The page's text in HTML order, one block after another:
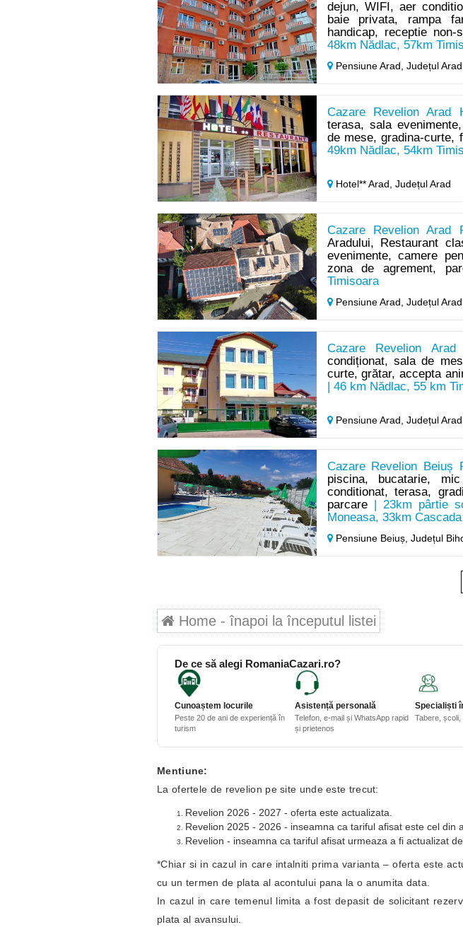
dejun, WIFI, aer
baie privata, rampa
handicap, receptie non-
48km Nădlac, 57km
Pensiune Arad, Județul Arad
Cazare Revelion Arad
terasa, sala
de mese, gradina-curte,
49km Nădlac, 54km
Hotel** Arad, Județul Arad
Cazare Revelion
Aradului, Restaurant
evenimente, camere
zona de agrement,
Timisoara
Pensiune Arad, Județul Arad
Cazare Revelion
condiționat, sala de
curte, grătar, accepta
| 46 km Nădlac, 55 km
Pensiune Arad, Județul Arad
Cazare Revelion Beiuș
piscina, bucatarie,
conditionat, terasa,
parcare| 23km pârtie
Moneasa, 33km
Pensiune Beiuș, Județul
Home - înapoi la începutul listei
De ce să alegi RomaniaCazari.ro?
Cunoaștem locurile
Peste 20 de ani de experiență în
turism
Asistență personală
Telefon, e-mail și WhatsApp rapid
și prietenos
Specialiști
Tabere,
Mentiune:
La ofertele de revelion pe site unde este trecut:
Revelion 2026 - 2027 - oferta este actualizata.
Revelion 2025 - 2026 - inseamna ca tariful afisat este cel
Revelion - inseamna ca tariful afisat urmeaza a fi actualizat
*Chiar si in cazul in care intalniti prima varianta – oferta este
cu un termen de plata al acontului pana la o anumita data.
In cazul in care temenul limita a fost depasit de solicitant
plata al avansului.